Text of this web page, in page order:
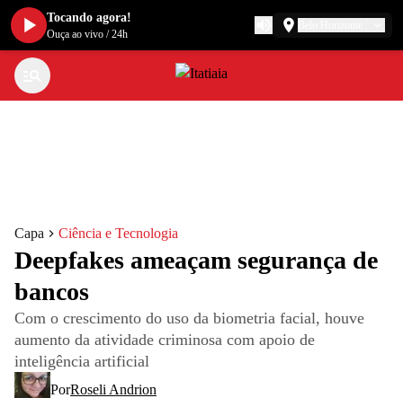
Capa Ciência e Tecnologia
Deepfakes ameaçam segurança de
bancos
Com o crescimento do uso da biometria facial, houve
aumento da atividade criminosa com apoio de
inteligência artificial
PorRoseli Andrion
Tocando agora!
Ouça ao vivo /24h